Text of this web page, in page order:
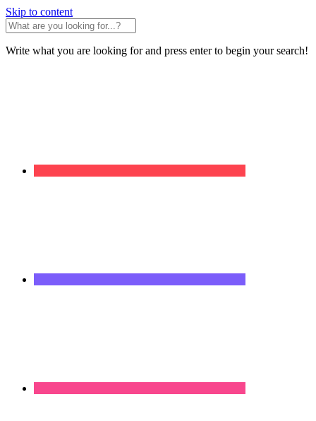
Skip to content
Write what you are looking for and press enter to begin your search!